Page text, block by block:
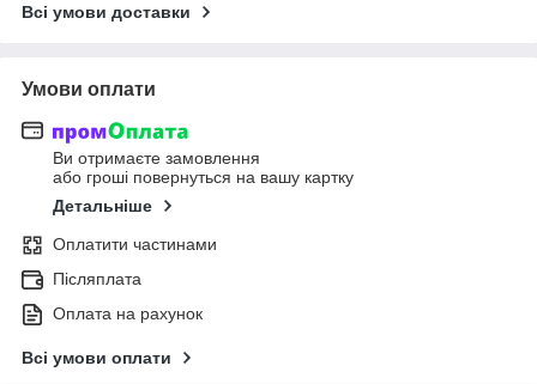
Всі умови доставки
Умови оплати
Ви отримаєте замовлення
або гроші повернуться на вашу картку
Детальніше
Оплатити частинами
Післяплата
Оплата на рахунок
Всі умови оплати